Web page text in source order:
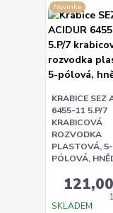
Novinka
KRABICE SEZ
6455-11 5.P/7
KRABICOVÁ
ROZVODKA
PLASTOVÁ, 5-
PÓLOVÁ,
SKLADEM